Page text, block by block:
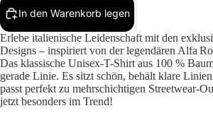
In den Warenkorb legen
Erlebe italienische Leidenschaft mit den
Designs – inspiriert von der legendären Alfa
Das klassische Unisex-T-Shirt aus 100 %
gerade Linie. Es sitzt schön, behält klare
passt perfekt zu mehrschichtigen Streetwear-
jetzt besonders im Trend!